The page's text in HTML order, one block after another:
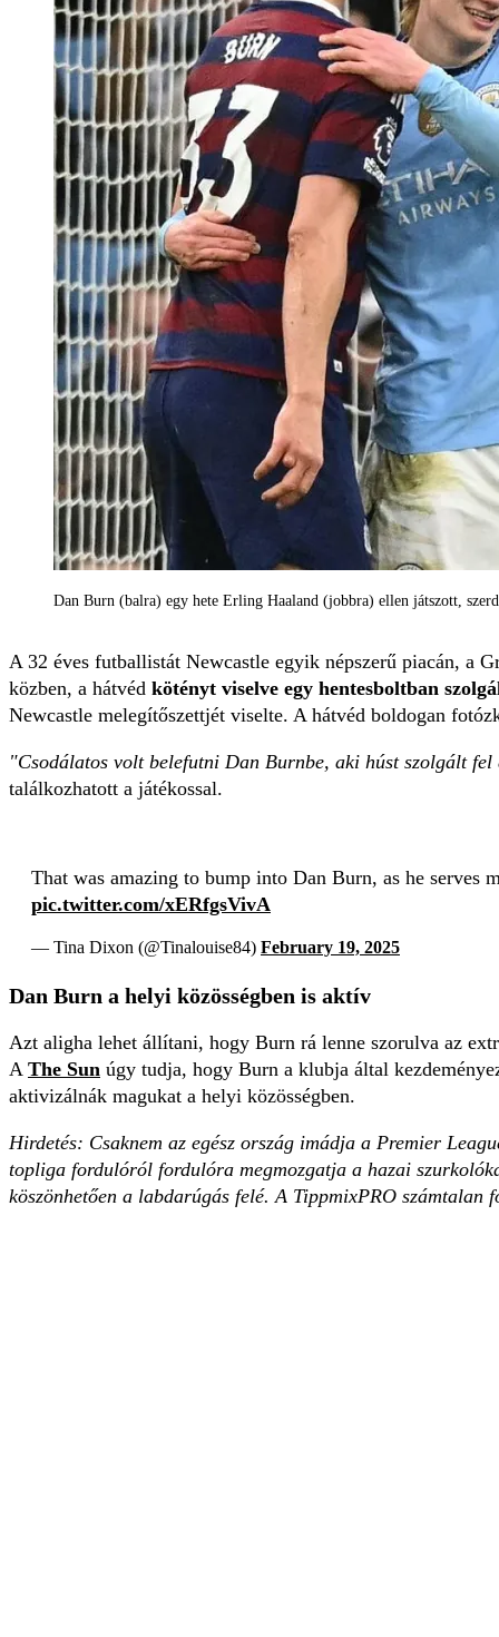
Dan Burn (balra) egy hete Erling Haaland (jobbra) ellen játszott,
A 32 éves futballistát Newcastle egyik népszerű piacán, a
közben, a hátvéd kötényt viselve egy hentesboltban
Newcastle melegítőszettjét viselte. A hátvéd boldogan
"Csodálatos volt belefutni Dan Burnbe, aki húst szolgált
találkozhatott a játékossal.
That was amazing to bump into Dan Burn, as he
pic.twitter.com/xERfgsVivA
— Tina Dixon (@Tinalouise84) February 19, 2025
Dan Burn a helyi közösségben is aktív
Azt aligha lehet állítani, hogy Burn rá lenne szorulva az
A The Sun úgy tudja, hogy Burn a klubja által
aktivizálnák magukat a helyi közösségben.
Hirdetés: Csaknem az egész ország imádja a Premier
topliga fordulóról fordulóra megmozgatja a hazai
köszönhetően a labdarúgás felé. A TippmixPRO